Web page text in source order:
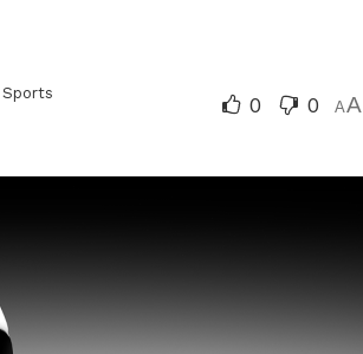
Sports
0 0 AA